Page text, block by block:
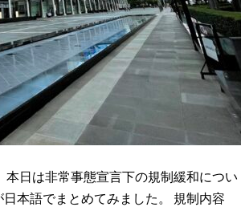
日は非常事態宣言下の規制緩和につい
本語でまとめてみました。 規制内容